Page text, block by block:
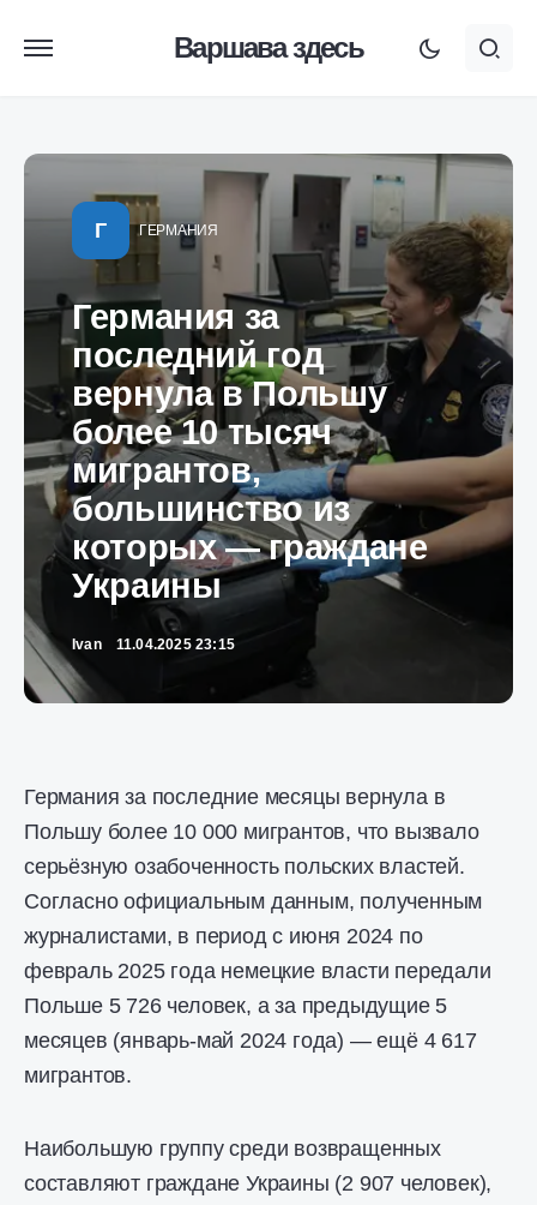
Варшава здесь
Г ГЕРМАНИЯ
Германия за
последний год
вернула в Польшу
более 10 тысяч
мигрантов,
большинство из
которых — граждане
Украины
Ivan 11.04.2025 23:15
Германия за последние месяцы вернула в
Польшу более 10 000 мигрантов, что вызвало
серьёзную озабоченность польских властей.
Согласно официальным данным, полученным
журналистами, в период с июня 2024 по
февраль 2025 года немецкие власти передали
Польше 5 726 человек, а за предыдущие 5
месяцев (январь-май 2024 года) — ещё 4 617
мигрантов.
Наибольшую группу среди возвращенных
составляют граждане Украины (2 907 человек),